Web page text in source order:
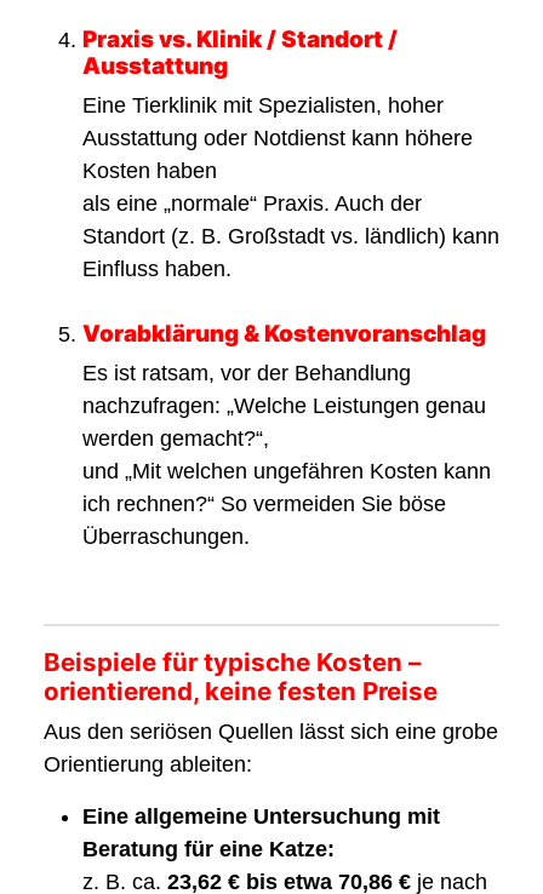
Praxis vs. Klinik / Standort /
Ausstattung
Eine Tierklinik mit Spezialisten, hoher
Ausstattung oder Notdienst kann höhere
Kosten haben
als eine „normale“ Praxis. Auch der
Standort (z. B. Großstadt vs. ländlich) kann
Einfluss haben.
Vorabklärung & Kostenvoranschlag
Es ist ratsam, vor der Behandlung
nachzufragen: „Welche Leistungen genau
werden gemacht?“,
und „Mit welchen ungefähren Kosten kann
ich rechnen?“ So vermeiden Sie böse
Überraschungen.
Beispiele für typische Kosten –
orientierend, keine festen Preise
Aus den seriösen Quellen lässt sich eine grobe
Orientierung ableiten:
Eine allgemeine Untersuchung mit
Beratung für eine Katze:
z. B. ca. 23,62 € bis etwa 70,86 € je nach